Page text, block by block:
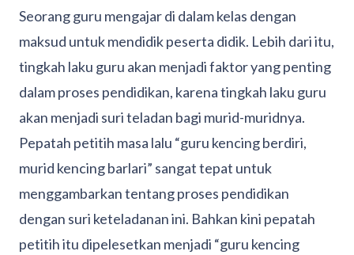
Seorang guru mengajar di dalam kelas dengan
maksud untuk mendidik peserta didik. Lebih dari itu,
tingkah laku guru akan menjadi faktor yang penting
dalam proses pendidikan, karena tingkah laku guru
akan menjadi suri teladan bagi murid-muridnya.
Pepatah petitih masa lalu “guru kencing berdiri,
murid kencing barlari” sangat tepat untuk
menggambarkan tentang proses pendidikan
dengan suri keteladanan ini. Bahkan kini pepatah
petitih itu dipelesetkan menjadi “guru kencing